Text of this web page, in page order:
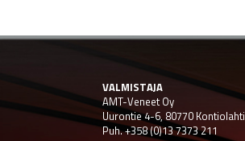
VALMISTAJA
AMT-Veneet Oy
Uurontie 4-6, 80770 Kontiolahti
Puh. +358 (0)13 7373 211